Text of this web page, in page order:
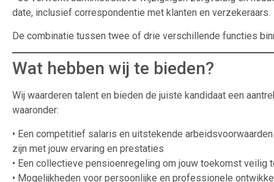
date, inclusief correspondentie met klanten en verzekeraars.
De combinatie tussen twee of drie verschillende functies
Wat hebben wij te bieden?
Wij waarderen talent en bieden de juiste kandidaat een
waaronder:
• Een competitief salaris en uitstekende
zijn met jouw ervaring en prestaties
• Een collectieve pensioenregeling om jouw toekomst veilig
• Mogelijkheden voor persoonlijke en professionele